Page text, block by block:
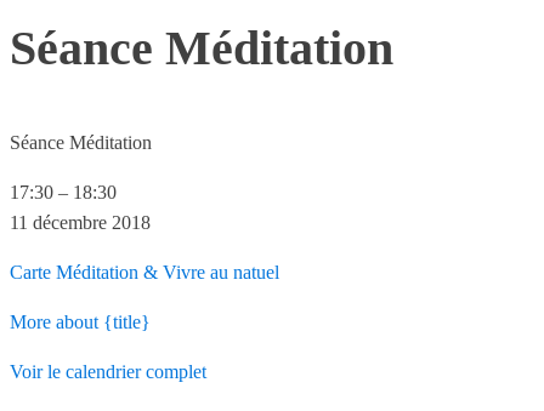
Séance Méditation
Séance Méditation
17:30 – 18:30
11 décembre 2018
Carte Méditation & Vivre au natuel
More about {title}
Voir le calendrier complet